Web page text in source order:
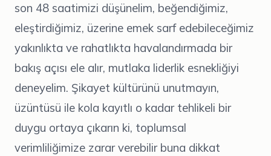
son 48 saatimizi düşünelim, beğendiğimiz,
eleştirdiğimiz, üzerine emek sarf edebileceğimiz
yakınlıkta ve rahatlıkta havalandırmada bir
bakış açısı ele alır, mutlaka liderlik esnekliğiyi
deneyelim. Şikayet kültürünü unutmayın,
üzüntüsü ile kola kayıtlı o kadar tehlikeli bir
duygu ortaya çıkarın ki, toplumsal
verimliliğimize zarar verebilir buna dikkat